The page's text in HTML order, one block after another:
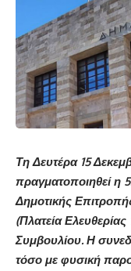
Τη Δευτέρα 15
πραγματοποιηθεί η
Δημοτικής
(Πλατεία
Συμβουλίου. Η
τόσο με φυσική